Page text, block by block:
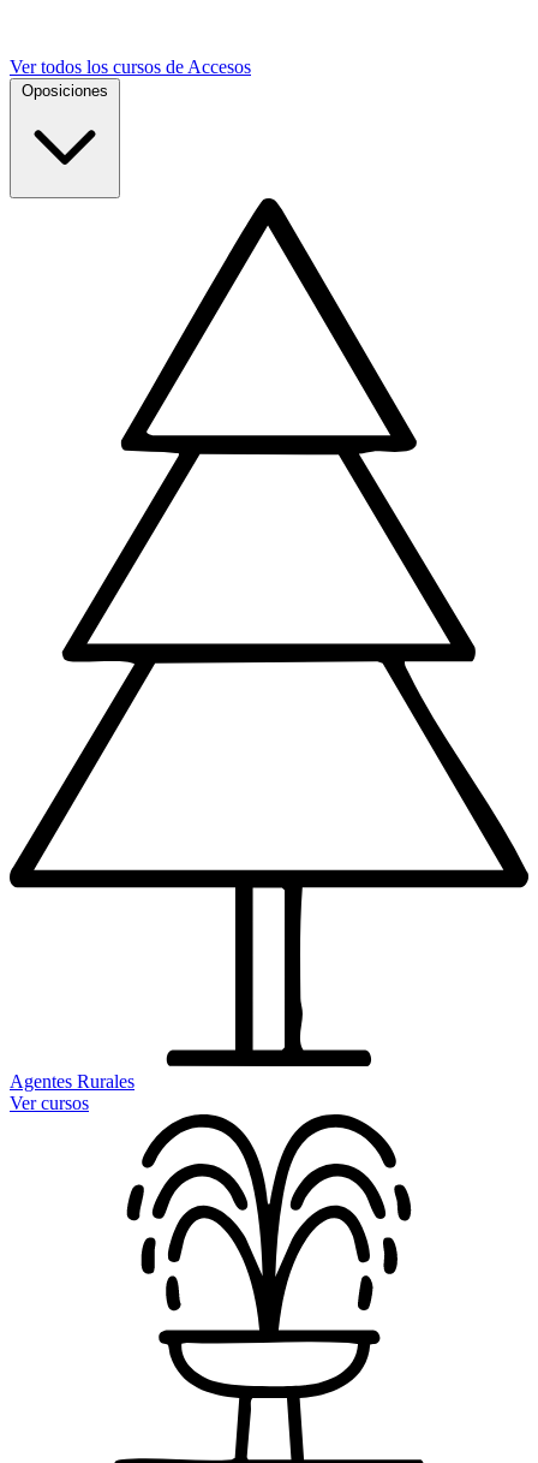
Ver todos los cursos de Accesos
Oposiciones
Agentes Rurales
Ver cursos